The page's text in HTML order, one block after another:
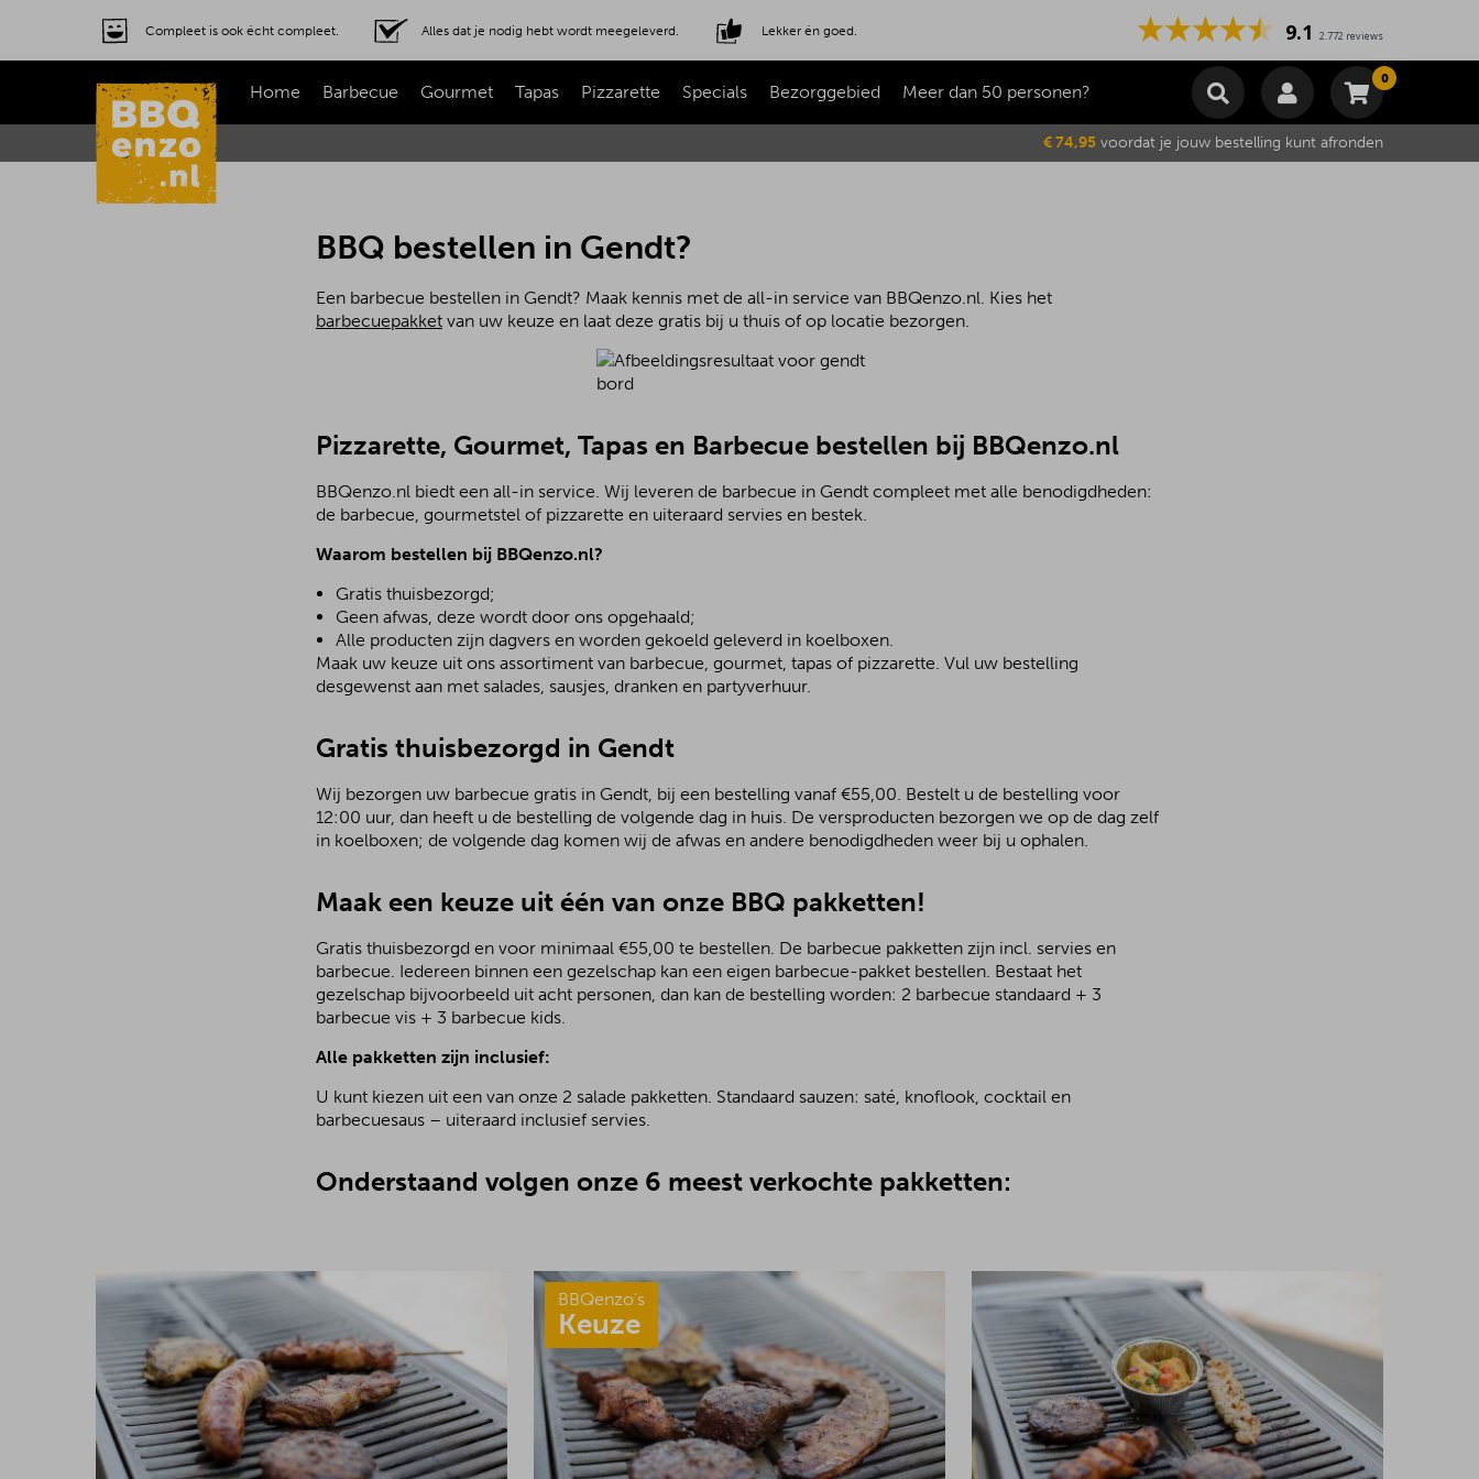
Compleet is ook écht compleet. Alles dat je nodig hebt wordt meegeleverd. Lekker én goed. 9.1 2.772 reviews
Home Barbecue Gourmet Tapas Pizzarette Specials Bezorggebied Meer dan 50 personen?
0
Winkelmand
Subtotaal €0,00
€ 74,95 voordat je jouw bestelling kunt afronden
BBQ bestellen in Gendt?
Een barbecue bestellen in Gendt? Maak kennis met de all-in service van BBQenzo.nl. Kies het
barbecuepakket van uw keuze en laat deze gratis bij u thuis of op locatie bezorgen.
Pizzarette, Gourmet, Tapas en Barbecue bestellen bij BBQenzo.nl
BBQenzo.nl biedt een all-in service. Wij leveren de barbecue in Gendt compleet met alle benodigdheden:
de barbecue, gourmetstel of pizzarette en uiteraard servies en bestek.
Waarom bestellen bij BBQenzo.nl?
Gratis thuisbezorgd;
Geen afwas, deze wordt door ons opgehaald;
Alle producten zijn dagvers en worden gekoeld geleverd in koelboxen.
Maak uw keuze uit ons assortiment van barbecue, gourmet, tapas of pizzarette. Vul uw bestelling
desgewenst aan met salades, sausjes, dranken en partyverhuur.
Gratis thuisbezorgd in Gendt
Wij bezorgen uw barbecue gratis in Gendt, bij een bestelling vanaf €55,00. Bestelt u de bestelling voor
12:00 uur, dan heeft u de bestelling de volgende dag in huis. De versproducten bezorgen we op de dag zelf
in koelboxen; de volgende dag komen wij de afwas en andere benodigdheden weer bij u ophalen.
Maak een keuze uit één van onze BBQ pakketten!
Gratis thuisbezorgd en voor minimaal €55,00 te bestellen. De barbecue pakketten zijn incl. servies en
barbecue. Iedereen binnen een gezelschap kan een eigen barbecue-pakket bestellen. Bestaat het
gezelschap bijvoorbeeld uit acht personen, dan kan de bestelling worden: 2 barbecue standaard + 3
barbecue vis + 3 barbecue kids.
Alle pakketten zijn inclusief:
U kunt kiezen uit een van onze 2 salade pakketten. Standaard sauzen: saté, knoflook, cocktail en
barbecuesaus – uiteraard inclusief servies.
Onderstaand volgen onze 6 meest verkochte pakketten:
BBQenzo’s
Keuze